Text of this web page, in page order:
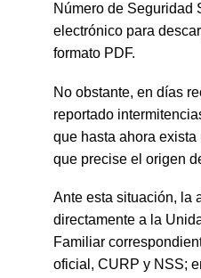
Número de Seguridad
electrónico para
formato PDF.
No obstante, en días
reportado
que hasta ahora exista
que precise el origen
Ante esta situación, la
directamente a la
Familiar
oficial, CURP y NSS;